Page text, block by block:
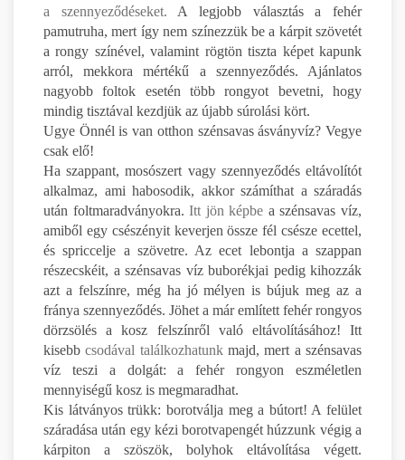
a szennyeződéseket. A legjobb választás a fehér
pamutruha, mert így nem színezzük be a kárpit szövetét
a rongy színével, valamint rögtön tiszta képet kapunk
arról, mekkora mértékű a szennyeződés. Ajánlatos
nagyobb foltok esetén több rongyot bevetni, hogy
mindig tisztával kezdjük az újabb súrolási kört.
Ugye Önnél is van otthon szénsavas ásványvíz? Vegye
csak elő!
Ha szappant, mosószert vagy szennyeződés eltávolítót
alkalmaz, ami habosodik, akkor számíthat a száradás
után foltmaradványokra.Itt jön képbe a szénsavas víz,
amiből egy csészényit keverjen össze fél csésze ecettel,
és spriccelje a szövetre. Az ecet lebontja a szappan
részecskéit, a szénsavas víz buborékjai pedig kihozzák
azt a felszínre, még ha jó mélyen is bújuk meg az a
fránya szennyeződés. Jöhet a már említett fehér rongyos
dörzsölés a kosz felszínről való eltávolításához! Itt
kisebbcsodával találkozhatunkmajd, mert a szénsavas
víz teszi a dolgát: a fehér rongyon eszméletlen
mennyiségű kosz is megmaradhat.
Kis látványos trükk: borotválja meg a bútort! A felület
száradása után egy kézi borotvapengét húzzunk végig a
kárpiton a szöszök, bolyhok eltávolítása végett.